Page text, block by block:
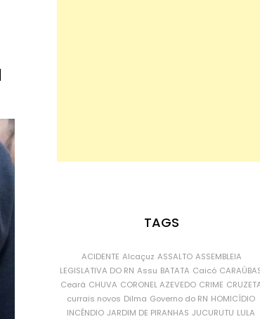
TAGS
ACIDENTE Alcaçuz ASSALTO ASSEMBLEIA
LEGISLATIVA DO RN Assu BATATA Caicó
Ceará CHUVA CORONEL AZEVEDO CRIME
currais novos Dilma Governo do RN HOMICÍDIO
INCÊNDIO JARDIM DE PIRANHAS JUCURUTU LULA